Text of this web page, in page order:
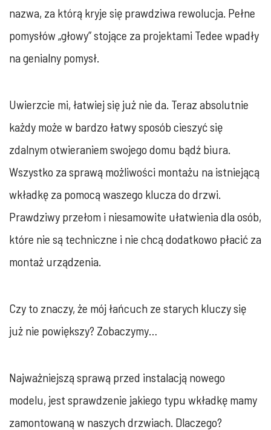
nazwa, za którą kryje się prawdziwa rewolucja. Pełne
pomysłów „głowy” stojące za projektami Tedee wpadły
na genialny pomysł.
Uwierzcie mi, łatwiej się już nie da. Teraz absolutnie
każdy może w bardzo łatwy sposób cieszyć się
zdalnym otwieraniem swojego domu bądź biura.
Wszystko za sprawą możliwości montażu na istniejącą
wkładkę za pomocą waszego klucza do drzwi.
Prawdziwy przełom i niesamowite ułatwienia dla osób,
które nie są techniczne i nie chcą dodatkowo płacić za
montaż urządzenia.
Czy to znaczy, że mój łańcuch ze starych kluczy się
już nie powiększy? Zobaczymy…
Najważniejszą sprawą przed instalacją nowego
modelu, jest sprawdzenie jakiego typu wkładkę mamy
zamontowaną w naszych drzwiach. Dlaczego?